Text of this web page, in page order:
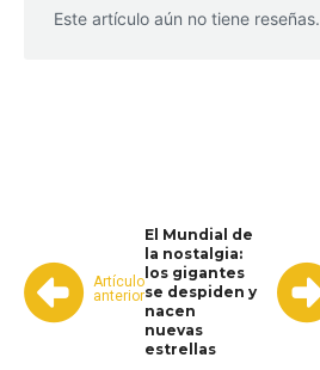
Este artículo aún no tiene reseñas.
Artículo
anterior
El Mundial de
la nostalgia:
los gigantes
se despiden y
nacen
nuevas
estrellas